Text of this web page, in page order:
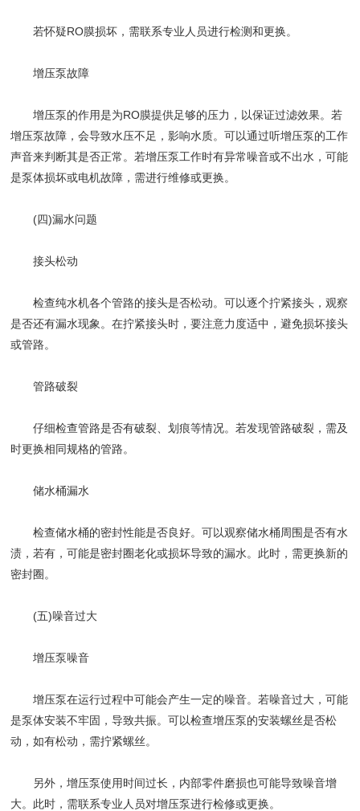
若怀疑RO膜损坏，需联系专业人员进行检测和更换。
​​增压泵故障​​
增压泵的作用是为RO膜提供足够的压力，以保证过滤效果。若
增压泵故障，会导致水压不足，影响水质。可以通过听增压泵的工作
声音来判断其是否正常。若增压泵工作时有异常噪音或不出水，可能
是泵体损坏或电机故障，需进行维修或更换。
(四)漏水问题
​​接头松动​​
检查纯水机各个管路的接头是否松动。可以逐个拧紧接头，观察
是否还有漏水现象。在拧紧接头时，要注意力度适中，避免损坏接头
或管路。
​​管路破裂​​
仔细检查管路是否有破裂、划痕等情况。若发现管路破裂，需及
时更换相同规格的管路。
​​储水桶漏水​​
检查储水桶的密封性能是否良好。可以观察储水桶周围是否有水
渍，若有，可能是密封圈老化或损坏导致的漏水。此时，需更换新的
密封圈。
(五)噪音过大
​​增压泵噪音​​
增压泵在运行过程中可能会产生一定的噪音。若噪音过大，可能
是泵体安装不牢固，导致共振。可以检查增压泵的安装螺丝是否松
动，如有松动，需拧紧螺丝。
另外，增压泵使用时间过长，内部零件磨损也可能导致噪音增
大。此时，需联系专业人员对增压泵进行检修或更换。